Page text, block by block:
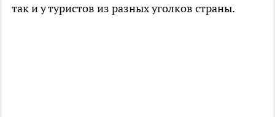
так и у туристов из разных уголков страны.